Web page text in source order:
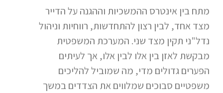
מתח בין אינטרס ההמשכיות וההגנה על הדייר
מצד אחד, לבין רצון להתחדשות, רווחיות וניהול
נדל"ני תקין מצד שני. המערכת המשפטית
מבקשת לאזן בין אלו לבין אלו, אך לעיתים
הפערים גדולים מדי, מה שמוביל להליכים
משפטיים סבוכים שמלווים את הצדדים במשך